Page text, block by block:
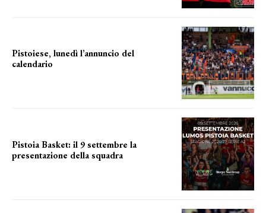
Pistoiese, lunedì l’annuncio del
calendario
Pistoia Basket: il 9 settembre la
presentazione della squadra